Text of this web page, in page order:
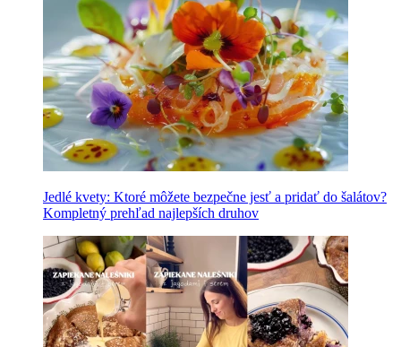
Jedlé kvety: Ktoré môžete bezpečne jesť a pridať do šalátov?
Kompletný prehľad najlepších druhov